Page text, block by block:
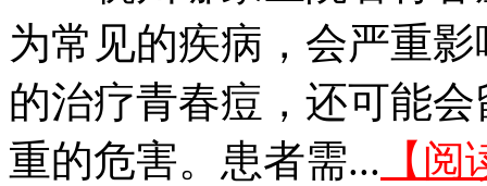
为常见的疾病，会严重
的治疗青春痘，还可能
重的危害。患者需... 【